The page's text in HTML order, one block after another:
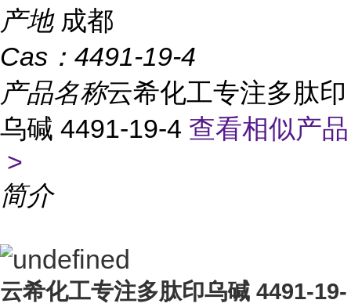
产地 成都
Cas： 4491-19-4
产品名称云希化工专注多肽印
乌碱 4491-19-4 查看相似产品
>
简介
云希化工专注多肽印乌碱 4491-19-